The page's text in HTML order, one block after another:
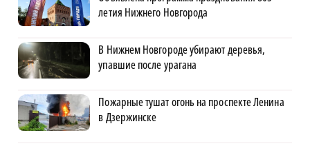
летия Нижнего Новгорода
В Нижнем Новгороде убирают деревья,
упавшие после урагана
Пожарные тушат огонь на проспекте Ленина
в Дзержинске